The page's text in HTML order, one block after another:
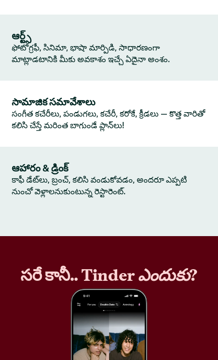
ఆర్ట్స్
ఫోటోగ్రఫీ, సినిమా, భాషా మార్పిడి, సాధారణంగా
మాట్లాడటానికి మీకు అవకాశం ఇచ్చే ఏదైనా అంశం.
సామాజిక సమావేశాలు
సంగీత కచేరీలు, పండుగలు, కచేరీ, కరోకే, క్రీడలు — కొత్త వారితో
కలిసి చేస్తే మరింత బాగుండే ప్లాన్‌లు!
ఆహారం & డ్రింక్
కాఫీ డేట్‌లు, బ్రంచ్, కలిసి వండుకోవడం, అందరూ ఎప్పటి
నుంచో వెళ్లాలనుకుంటున్న రెస్టారెంట్.
సరే కానీ.. Tinderఎందుకు?